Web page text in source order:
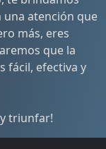
una atención que
más, eres
que la
fácil, efectiva y
triunfar!